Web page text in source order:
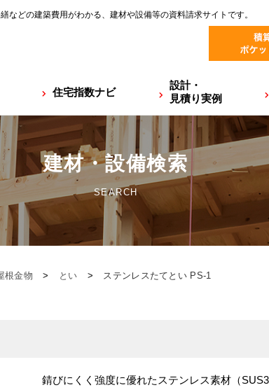
どの建築費用がわかる、建材や設備等の資料請求サイトです。
住宅指数ナビ
設計・
見積り実例
建材・設備検索
SEARCH
根金物 > とい > ステンレスたてとい PS-1
錆びにくく強度に優れたステンレス素材（